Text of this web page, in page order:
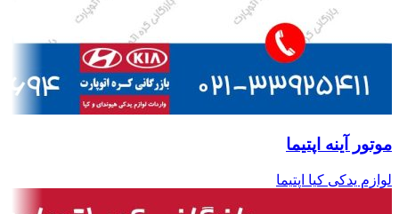
موتور آینه اپتیما
لوازم یدکی کیا اپتیما